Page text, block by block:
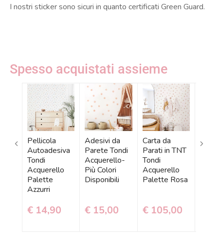
I nostri sticker sono sicuri in quanto certificati Green Guard.
Spesso acquistati assieme
Pellicola
Autoadesiva
Tondi
Acquerello
Palette
Azzurri
€ 14,90
Adesivi da
Parete Tondi
Acquerello-
Più Colori
Disponibili
€ 15,00
Carta da
Parati in TNT
Tondi
Acquerello
Palette Rosa
€ 105,00